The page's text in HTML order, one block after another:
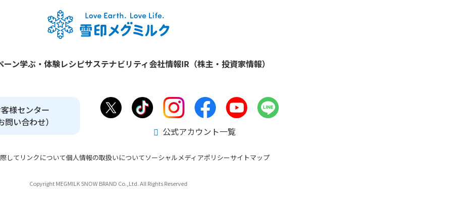
ーン学ぶ・体験レシピサステナビリティ会社情報IR（株主・投資家情報）
様センター
問い合わせ）
公式アカウント一覧
して リンクについて個人情報の取扱いについてソーシャルメディアポリシーサイトマップ
Copyright MEGMILK SNOW BRAND Co.,Ltd. All Rights Reserved